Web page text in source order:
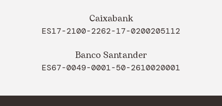
Caixabank
ES17-2100-2262-17-0200205112
Banco Santander
ES67-0049-0001-50-2610020001